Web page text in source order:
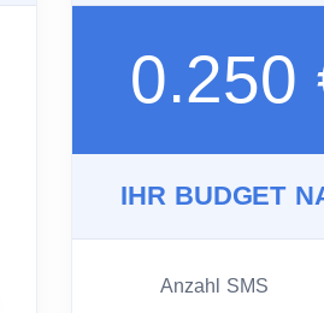
0.250
IHR BUDGET
Anzahl SMS